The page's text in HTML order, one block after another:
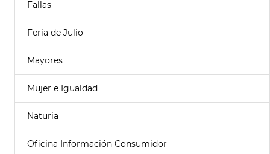
Fallas
Feria de Julio
Mayores
Mujer e Igualdad
Naturia
Oficina Información Consumidor